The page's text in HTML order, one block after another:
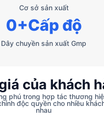
Cơ sở sản xuất
Dây chuyền sản xuất Gmp
0+Cấp độ
của khách
phú trong hợp tác thương
độc quyền cho nhiều
nhau